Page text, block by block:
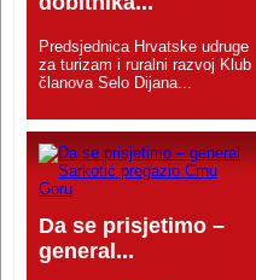
Predsjednica Hrvatske udruge
za turizam i ruralni razvoj Klub
članova Selo Dijana...
Da se prisjetimo –
general...